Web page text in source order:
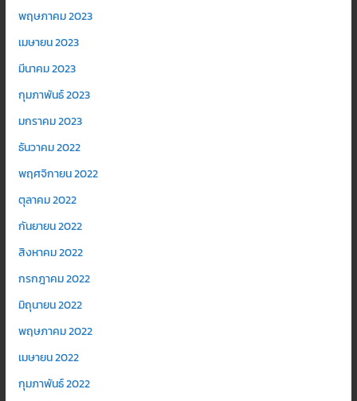
พฤษภาคม 2023
เมษายน 2023
มีนาคม 2023
กุมภาพันธ์ 2023
มกราคม 2023
ธันวาคม 2022
พฤศจิกายน 2022
ตุลาคม 2022
กันยายน 2022
สิงหาคม 2022
กรกฎาคม 2022
มิถุนายน 2022
พฤษภาคม 2022
เมษายน 2022
กุมภาพันธ์ 2022